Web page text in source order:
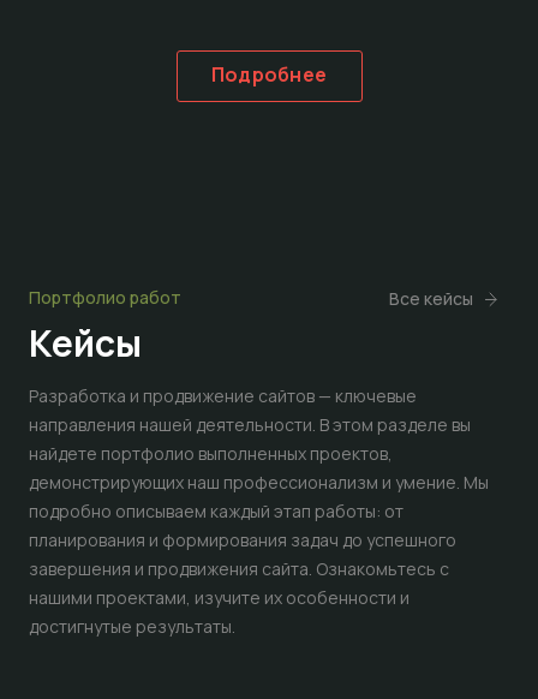
Подробнее
Портфолио работ
Кейсы
Все кейсы
Разработка и продвижение сайтов — ключевые
направления нашей деятельности. В этом разделе вы
найдете портфолио выполненных проектов,
демонстрирующих наш профессионализм и умение. Мы
подробно описываем каждый этап работы: от
планирования и формирования задач до успешного
завершения и продвижения сайта. Ознакомьтесь с
нашими проектами, изучите их особенности и
достигнутые результаты.